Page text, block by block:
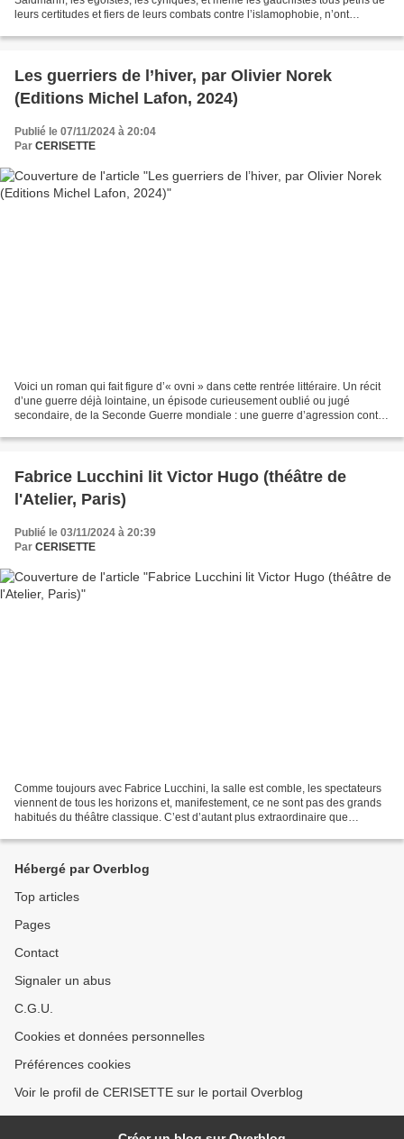
leurs certitudes et fiers de leurs combats contre l’islamophobie, n’ont
Les guerriers de l’hiver, par Olivier Norek
(Editions Michel Lafon, 2024)
Publié le 07/11/2024 à 20:04
Par CERISETTE
Voici un roman qui fait figure d’« ovni » dans cette rentrée littéraire. Un récit
d’une guerre déjà lointaine, un épisode curieusement oublié ou jugé
secondaire, de la Seconde Guerre mondiale : une guerre d’agression contre
Fabrice Lucchini lit Victor Hugo (théâtre de
l'Atelier, Paris)
Publié le 03/11/2024 à 20:39
Par CERISETTE
Comme toujours avec Fabrice Lucchini, la salle est comble, les spectateurs
viennent de tous les horizons et, manifestement, ce ne sont pas des grands
habitués du théâtre classique. C’est d’autant plus extraordinaire que
Hébergé par Overblog
Top articles
Pages
Contact
Signaler un abus
C.G.U.
Cookies et données personnelles
Préférences cookies
Voir le profil de CERISETTE sur le portail Overblog